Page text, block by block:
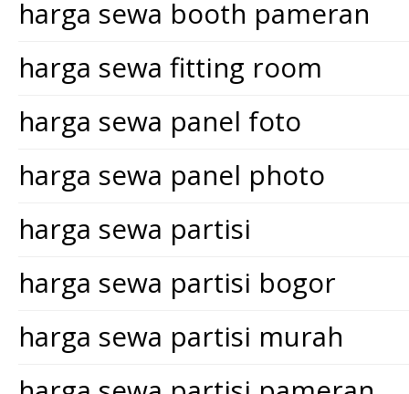
harga sewa booth pameran
harga sewa fitting room
harga sewa panel foto
harga sewa panel photo
harga sewa partisi
harga sewa partisi bogor
harga sewa partisi murah